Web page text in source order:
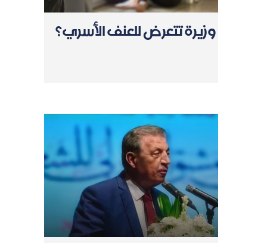
وزيرة تتعرض للعنف الأسري؟